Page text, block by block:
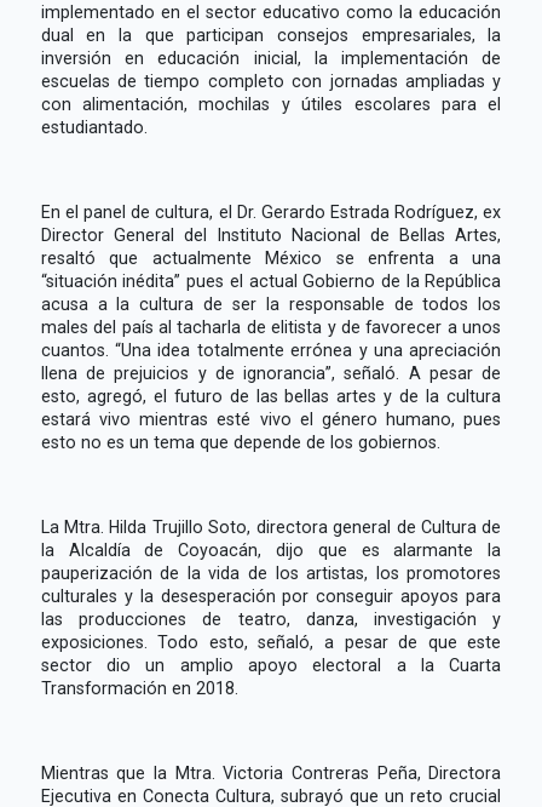
implementado en el sector educativo como la educación
dual en la que participan consejos empresariales, la
inversión en educación inicial, la implementación de
escuelas de tiempo completo con jornadas ampliadas y
con alimentación, mochilas y útiles escolares para el
estudiantado.
En el panel de cultura, el Dr. Gerardo Estrada Rodríguez, ex
Director General del Instituto Nacional de Bellas Artes,
resaltó que actualmente México se enfrenta a una
“situación inédita” pues el actual Gobierno de la República
acusa a la cultura de ser la responsable de todos los
males del país al tacharla de elitista y de favorecer a unos
cuantos. “Una idea totalmente errónea y una apreciación
llena de prejuicios y de ignorancia”, señaló. A pesar de
esto, agregó, el futuro de las bellas artes y de la cultura
estará vivo mientras esté vivo el género humano, pues
esto no es un tema que depende de los gobiernos.
La Mtra. Hilda Trujillo Soto, directora general de Cultura de
la Alcaldía de Coyoacán, dijo que es alarmante la
pauperización de la vida de los artistas, los promotores
culturales y la desesperación por conseguir apoyos para
las producciones de teatro, danza, investigación y
exposiciones. Todo esto, señaló, a pesar de que este
sector dio un amplio apoyo electoral a la Cuarta
Transformación en 2018.
Mientras que la Mtra. Victoria Contreras Peña, Directora
Ejecutiva en Conecta Cultura, subrayó que un reto crucial